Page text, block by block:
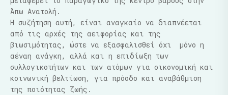
Άπω Ανατολή.
Η συζήτηση αυτή, είναι αναγκαίο να διαπνέεται
από τις αρχές της αειφορίας και της
βιωσιμότητας, ώστε να εξασφαλισθεί όχι μόνο η
αέναη ανάγκη, αλλά και η επιδίωξη των
συλλογικοτήτων και των ατόμων για οικονομική και
κοινωνική βελτίωση, για πρόοδο και αναβάθμιση
της ποιότητας ζωής.